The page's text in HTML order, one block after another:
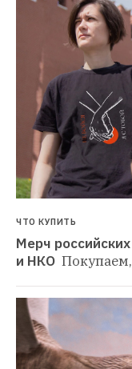
ЧТО КУПИТЬ
Мерч
и НКО